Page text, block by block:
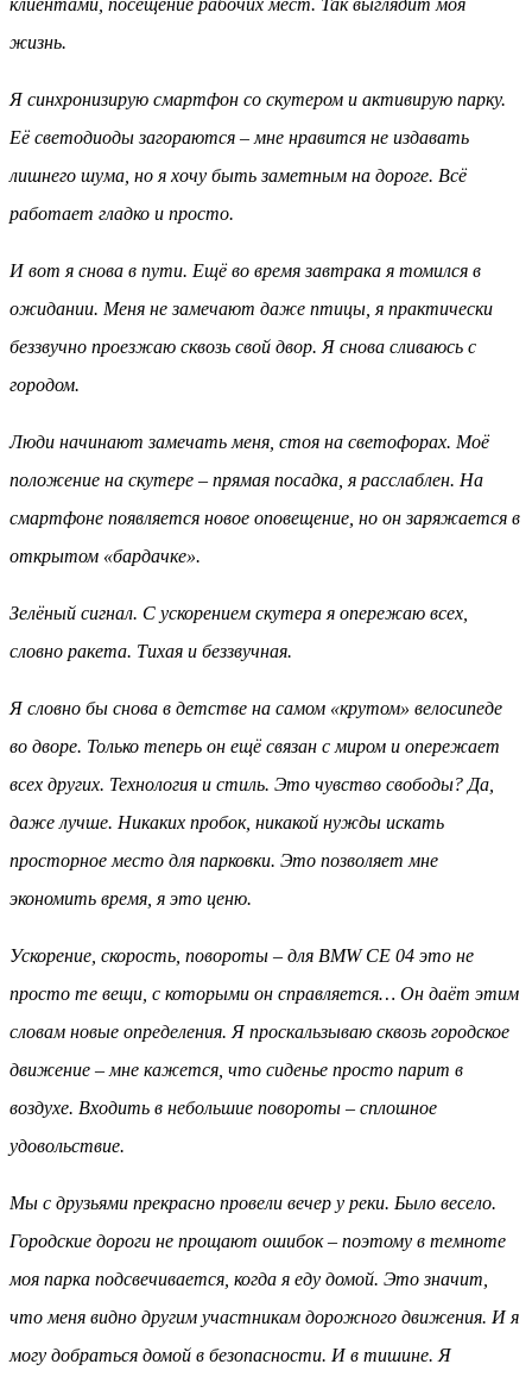
жизнь.
Я синхронизирую смартфон со скутером и активирую парку.
Её светодиоды загораются – мне нравится не издавать
лишнего шума, но я хочу быть заметным на дороге. Всё
работает гладко и просто.
И вот я снова в пути. Ещё во время завтрака я томился в
ожидании. Меня не замечают даже птицы, я практически
беззвучно проезжаю сквозь свой двор. Я снова сливаюсь с
городом.
Люди начинают замечать меня, стоя на светофорах. Моё
положение на скутере – прямая посадка, я расслаблен. На
смартфоне появляется новое оповещение, но он заряжается в
открытом «бардачке».
Зелёный сигнал. С ускорением скутера я опережаю всех,
словно ракета. Тихая и беззвучная.
Я словно бы снова в детстве на самом «крутом» велосипеде
во дворе. Только теперь он ещё связан с миром и опережает
всех других. Технология и стиль. Это чувство свободы? Да,
даже лучше. Никаких пробок, никакой нужды искать
просторное место для парковки. Это позволяет мне
экономить время, я это ценю.
Ускорение, скорость, повороты – для BMW CE 04 это не
просто те вещи, с которыми он справляется… Он даёт этим
словам новые определения. Я проскальзываю сквозь городское
движение – мне кажется, что сиденье просто парит в
воздухе. Входить в небольшие повороты – сплошное
удовольствие.
Мы с друзьями прекрасно провели вечер у реки. Было весело.
Городские дороги не прощают ошибок – поэтому в темноте
моя парка подсвечивается, когда я еду домой. Это значит,
что меня видно другим участникам дорожного движения. И я
могу добраться домой в безопасности. И в тишине. Я